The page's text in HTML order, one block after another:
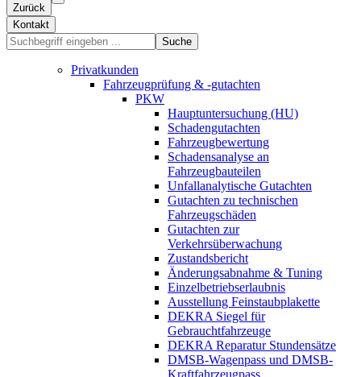
Zurück
Kontakt
Suche
Privatkunden
Fahrzeugprüfung & -gutachten
PKW
Hauptuntersuchung (HU)
Schadengutachten
Fahrzeugbewertung
Schadensanalyse an
Fahrzeugbauteilen
Unfallanalytische Gutachten
Gutachten zu technischen
Fahrzeugschäden
Gutachten zur
Verkehrsüberwachung
Zustandsbericht
Änderungsabnahme & Tuning
Einzelbetriebserlaubnis
Ausstellung Feinstaubplakette
DEKRA Siegel für
Gebrauchtfahrzeuge
DEKRA Reparatur Stundensätze
DMSB-Wagenpass und DMSB-
Kraftfahrzeugpass